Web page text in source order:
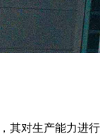
其对生产能力进行